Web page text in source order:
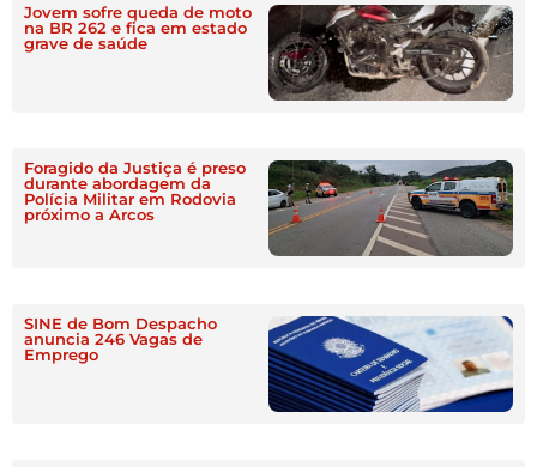
Jovem sofre queda de moto
na BR 262 e fica em estado
grave de saúde
Foragido da Justiça é preso
durante abordagem da
Polícia Militar em Rodovia
próximo a Arcos
SINE de Bom Despacho
anuncia 246 Vagas de
Emprego